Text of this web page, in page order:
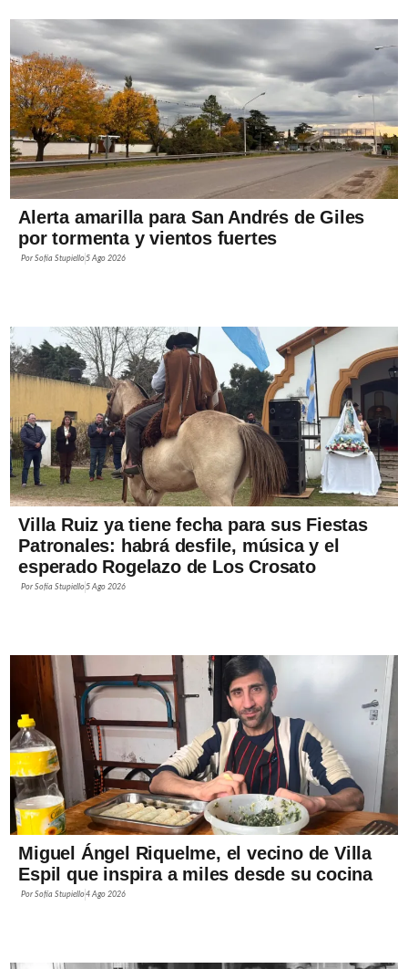
Alerta amarilla para San Andrés de Giles
por tormenta y vientos fuertes
PorSofía Stupiello5 Ago 2026
Villa Ruiz ya tiene fecha para sus Fiestas
Patronales: habrá desfile, música y el
esperado Rogelazo de Los Crosato
PorSofía Stupiello5 Ago 2026
Miguel Ángel Riquelme, el vecino de Villa
Espil que inspira a miles desde su cocina
PorSofía Stupiello4 Ago 2026